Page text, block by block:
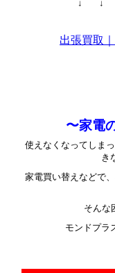
↓ ↓
出張買取
〜家電
使えなくなってしま
き
家電買い替えなどで
そんな
モンドプラ